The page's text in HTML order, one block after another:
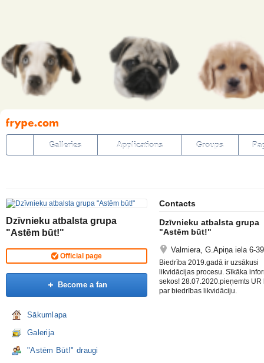
Pāriet
uz
saturu
Galleries Applications Groups
Dzīvnieku atbalsta grupa
"Astēm būt!"
Official page
Become a fan
Sākumlapa
Galerija
"Astēm Būt!" draugi
Contacts
Dzīvnieku atbalsta grupa
"Astēm būt!"
Valmiera, G.Apiņa iela 6-39
Biedrība 2019.gadā ir uzsākusi
likvidācijas procesu. Sīkāka
sekos! 28.07.2020.pieņemts UR
par biedrības likvidāciju.